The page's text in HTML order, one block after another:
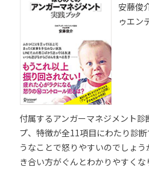
安藤俊
ゥエン
付属するアンガーマネジメント
プ、特徴が全11項目にわたり診
うなことで怒りやすいのでしょ
き合い方がぐんとわかりやすくな